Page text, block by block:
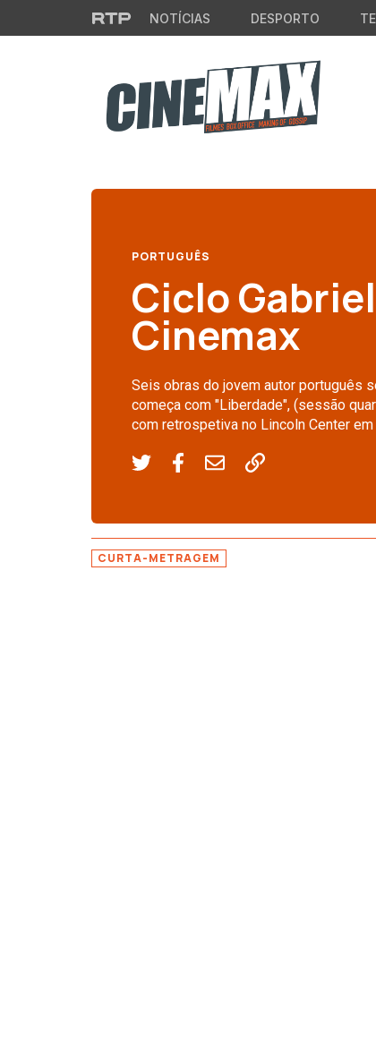
Saltar para o conteúdo principal
NOTÍCIAS DESPORTO
PORTUGUÊS
Ciclo
Cinemax
Seis obras do jovem autor português
começa com "Liberdade", (sessão
com retrospetiva no Lincoln Center em
CURTA-METRAGEM